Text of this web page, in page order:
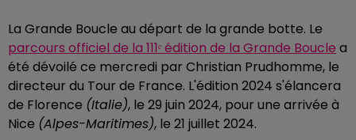
La Grande Boucle au départ de la grande botte. Le
parcours officiel de la 111ᵉ édition de la Grande Boucle a
été dévoilé ce mercredi par Christian Prudhomme, le
directeur du Tour de France. L'édition 2024 s'élancera
de Florence (Italie), le 29 juin 2024, pour une arrivée à
Nice (Alpes-Maritimes), le 21 juillet 2024.